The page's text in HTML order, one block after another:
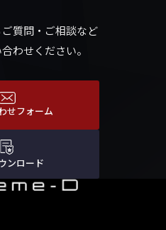
質問・ご相談など
わせください。
せフォーム
ンロード